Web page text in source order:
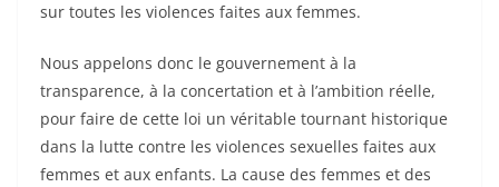
sur toutes les violences faites aux femmes.
Nous appelons donc le gouvernement à la
transparence, à la concertation et à l’ambition réelle,
pour faire de cette loi un véritable tournant historique
dans la lutte contre les violences sexuelles faites aux
femmes et aux enfants. La cause des femmes et des